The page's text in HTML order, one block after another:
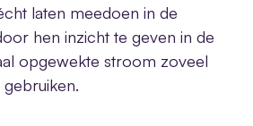
laten meedoen in de
hen inzicht te geven in de
opgewekte stroom zoveel